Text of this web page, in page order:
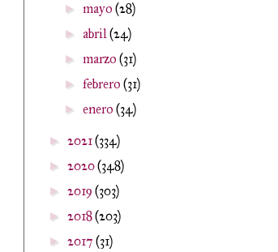
► mayo(28)
► abril(24)
► marzo(31)
►febrero(31)
►enero(34)
► 2021(334)
► 2020(348)
► 2019 (303)
► 2018(203)
► 2017 (31)